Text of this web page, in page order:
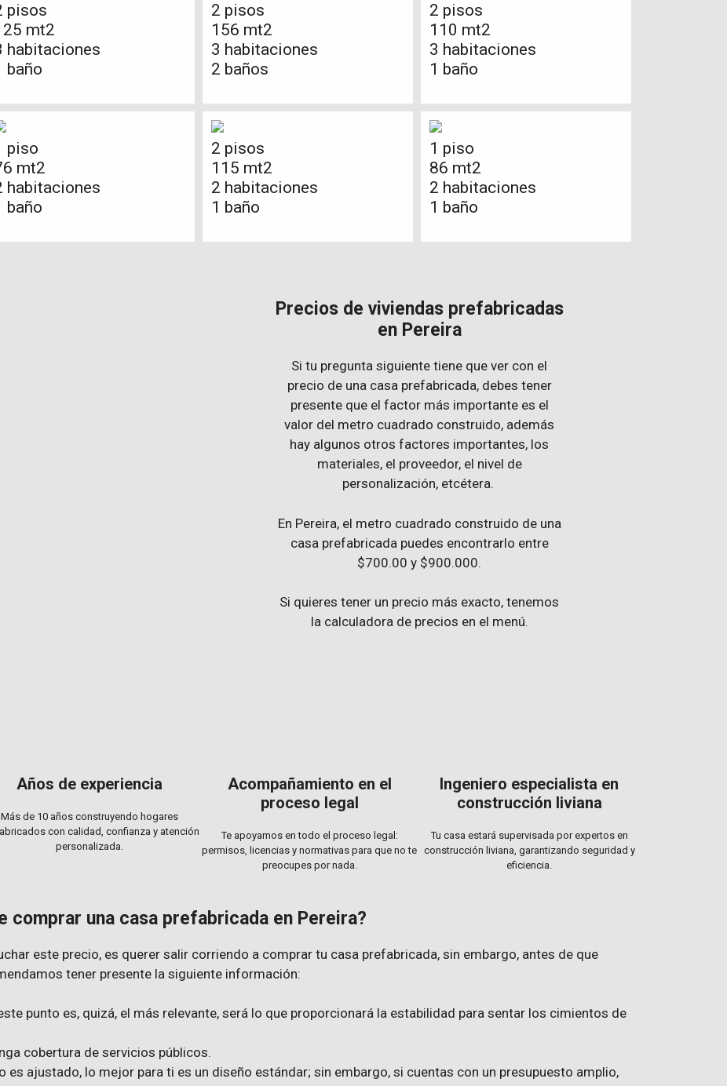
pisos
mt2
habitaciones
baño
2 pisos
156 mt2
3 habitaciones
2 baños
2 pisos
110 mt2
3 habitaciones
1 baño
piso
mt2
habitaciones
baño
2 pisos
115 mt2
2 habitaciones
1 baño
1 piso
86 mt2
2 habitaciones
1 baño
Precios de viviendas prefabricadas
en Pereira
Si tu pregunta siguiente tiene que ver con el
precio de una casa prefabricada, debes tener
presente que el factor más importante es el
valor del metro cuadrado construido, además
hay algunos otros factores importantes, los
materiales, el proveedor, el nivel de
personalización, etcétera.
En Pereira, el metro cuadrado construido de una
casa prefabricada puedes encontrarlo entre
$700.00 y $900.000.
Si quieres tener un precio más exacto, tenemos
la calculadora de precios en el menú.
Años de experiencia
Más de 10 años construyendo hogares
con calidad, confianza y atención
personalizada.
Acompañamiento en el
proceso legal
Te apoyamos en todo el proceso legal:
permisos, licencias y normativas para que no te
preocupes por nada.
Ingeniero especialista en
construcción liviana
Tu casa estará supervisada por expertos en
construcción liviana, garantizando seguridad y
eficiencia.
comprar una casa prefabricada en Pereira?
este precio, es querer salir corriendo a comprar tu casa prefabricada, sin embargo, antes de que
tener presente la siguiente información:
punto es, quizá, el más relevante, será lo que proporcionará la estabilidad para sentar los cimientos de
cobertura de servicios públicos.
es ajustado, lo mejor para ti es un diseño estándar; sin embargo, si cuentas con un presupuesto amplio,